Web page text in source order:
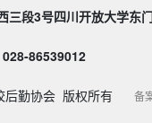
路西三段3号四川开
86539012
后勤协会 版权所有 备